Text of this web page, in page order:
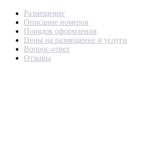
Размещение
Описание номеров
Порядок оформления
Цены на размещение и услуги
Вопрос-ответ
Отзывы